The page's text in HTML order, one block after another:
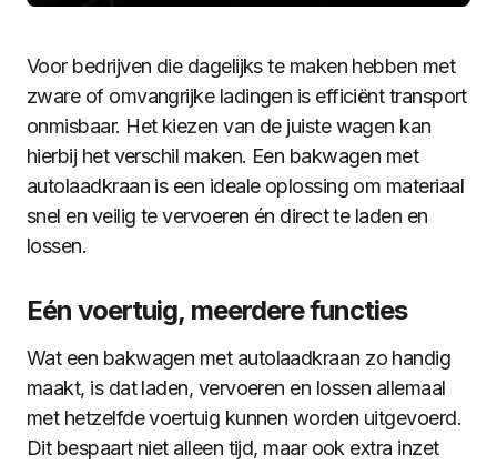
Voor bedrijven die dagelijks te maken hebben met
zware of omvangrijke ladingen is efficiënt transport
onmisbaar. Het kiezen van de juiste wagen kan
hierbij het verschil maken. Een bakwagen met
autolaadkraan is een ideale oplossing om materiaal
snel en veilig te vervoeren én direct te laden en
lossen.
Eén voertuig, meerdere functies
Wat een bakwagen met autolaadkraan zo handig
maakt, is dat laden, vervoeren en lossen allemaal
met hetzelfde voertuig kunnen worden uitgevoerd.
Dit bespaart niet alleen tijd, maar ook extra inzet